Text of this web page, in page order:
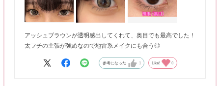
アッシュブラウンが透明感出してくれて、奥目でも最高でした！
太フチの主張が強めなので地雷系メイクにも合う◎
参考になった 1 Like! 0